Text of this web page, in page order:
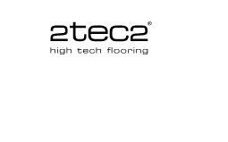
Primary